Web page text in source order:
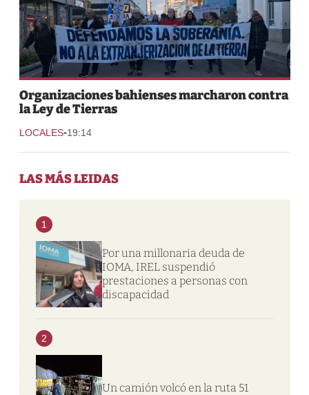
Organizaciones bahienses marcharon contra
la Ley de Tierras
LOCALES-19:14
LAS MÁS LEIDAS
1
Por una millonaria deuda de
IOMA, IREL suspendió
prestaciones a personas con
discapacidad
2
Un camión volcó en la ruta 51